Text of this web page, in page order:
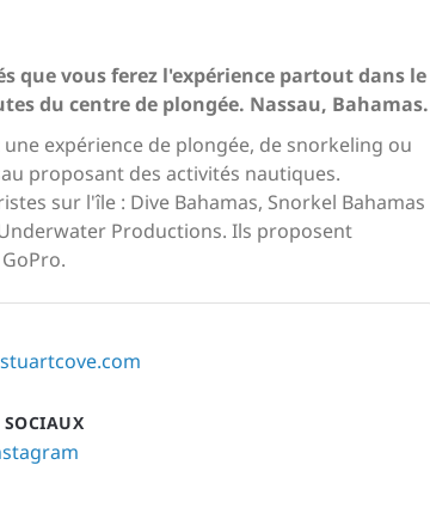
que vous ferez l'expérience partout dans le
du centre de plongée. Nassau, Bahamas.
expérience de plongée, de snorkeling ou
proposant des activités nautiques.
sur l'île : Dive Bahamas, Snorkel Bahamas
Productions. Ils proposent
SOCIAUX